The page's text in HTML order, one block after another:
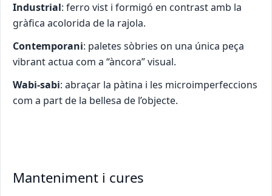
Industrial: ferro vist i formigó en contrast amb la
gràfica acolorida de la rajola.
Contemporani: paletes sòbries on una única peça
vibrant actua com a “àncora” visual.
Wabi-sabi: abraçar la pàtina i les microimperfeccions
com a part de la bellesa de l’objecte.
Manteniment i cures